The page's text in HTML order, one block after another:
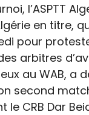
l’ASPTT
en titre,
pour
arbitres
au WAB, a
second
le CRB Dar